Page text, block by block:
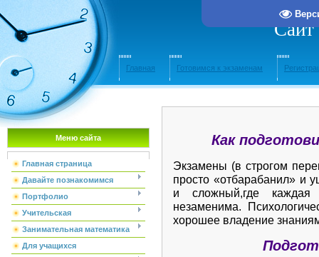
Сайт
Главная Готовимся к экзаменам
Меню сайта
Главная страница
Давайте познакомимся
Портфолио
Учительская
Занимательная математика
Для учащихся
Как
Экзамены (в строгом
просто «отбарабанил» и
и сложный,где каждая
незаменима.
хорошее владение